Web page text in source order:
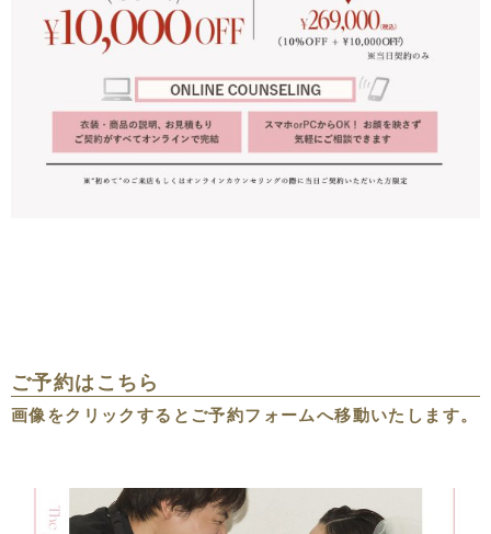
ご予約はこちら
画像をクリックするとご予約フォームへ移動いたします。